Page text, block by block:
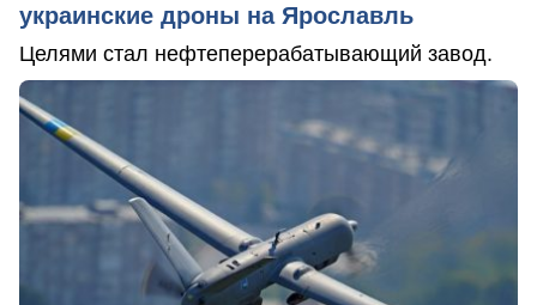
украинские дроны на Ярославль
Целями стал нефтеперерабатывающий завод.